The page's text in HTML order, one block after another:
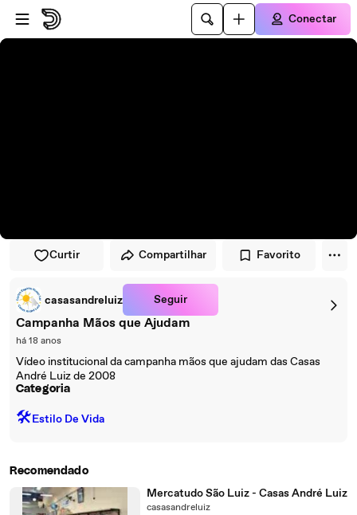
Pular para o player
Ir para o conteúdo principal
Conectar
Curtir Compartilhar Favorito
casasandreluiz Seguir
Campanha Mãos que Ajudam
há 18 anos
Vídeo institucional da campanha mãos que ajudam das Casas
André Luiz de 2008
Categoria
🛠️Estilo De Vida
Recomendado
Mercatudo São Luiz - Casas André Luiz
casasandreluiz